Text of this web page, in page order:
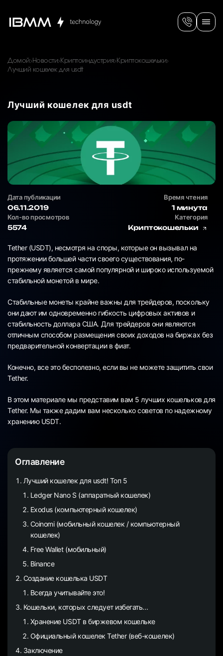
Домой Новости Криптоиндустрия Криптокошельки
Лучший кошелек для usdt
Лучший кошелек для usdt
Дата публикации
06.11.2019
Время чтения
1 минута
Кол-во просмотров
5574
Категория
Криптокошельки
Tether (USDT), несмотря на споры, которые он вызывал на
протяжении большей части своего существования, по-
прежнему является самой популярной и широко используемой
стабильной монетой в мире.
Стабильные монеты крайне важны для трейдеров, поскольку
они дают им одновременно гибкость цифровых активов и
стабильность доллара США. Для трейдеров они являются
отличным способом размещения своих доходов на биржах без
предварительной конвертации в фиат.
Конечно, все это бесполезно, если вы не можете защитить свои
Tether.
В этом материале мы представим вам 5 лучших кошельков для
Tether. Мы также дадим вам несколько советов по надежному
хранению USDT.
Оглавление
Лучший кошелек для usdt! Топ 5
Ledger Nano S (аппаратный кошелек)
Exodus (компьютерный кошелек)
Coinomi (мобильный кошелек / компьютерный
кошелек)
Free Wallet (мобильный)
Binance
Создание кошелька USDT
Всегда учитывайте это!
Кошельки, которых следует избегать...
Хранение USDT в биржевом кошельке
Официальный кошелек Tether (веб-кошелек)
Заключение